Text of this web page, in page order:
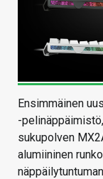
Ensimmäinen
-
sukupolven
alumiininen